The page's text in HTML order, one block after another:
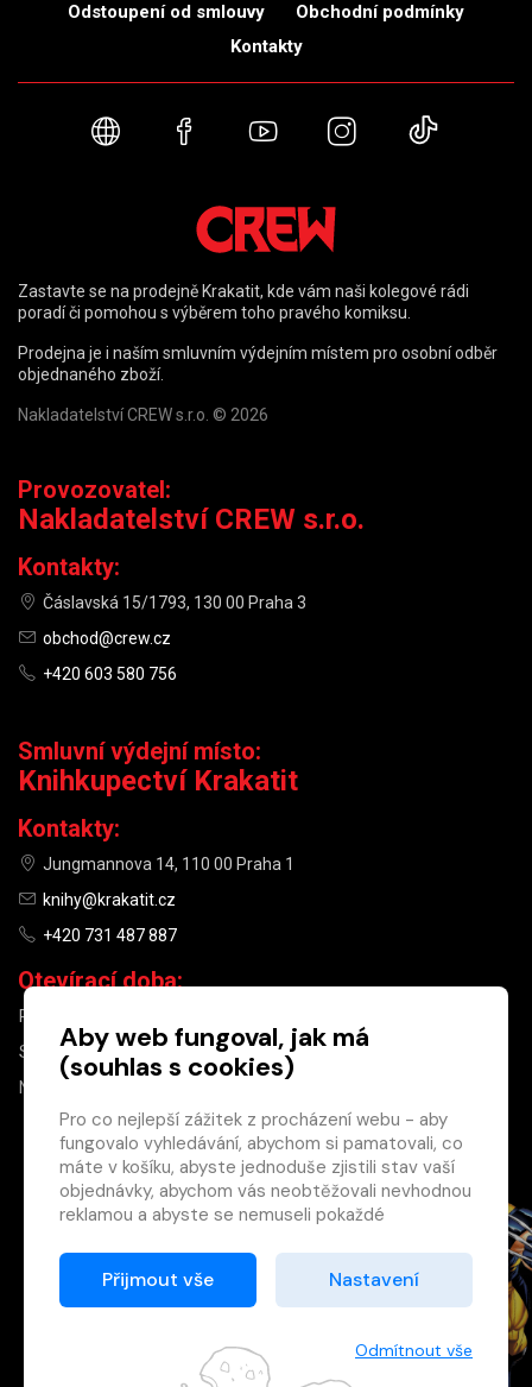
×
Máte u nás již
registrovaný
účet?
Registrací získáte slevu
na zboží ve výši 15 %
Registrovat
Odstoupení od smlouvy
Obchodní podmínky
Kontakty
Webové stránky
FacebookYouTubeInstagram
Zastavte se na prodejně Krakatit, kde vám naši kolegové rádi
poradí či pomohou s výběrem toho pravého komiksu.
Prodejna je i naším smluvním výdejním místem pro osobní odběr
objednaného zboží.
Nakladatelství CREW s.r.o. © 2026
Provozovatel:
Nakladatelství CREW s.r.o.
Kontakty:
Čáslavská 15/1793, 130 00 Praha 3
obchod@crew.cz
+420 603 580 756
Smluvní výdejní místo:
Knihkupectví Krakatit
Kontakty:
Jungmannova 14, 110 00 Praha 1
knihy@krakatit.cz
+420 731 487 887
Otevírací doba:
PO–PÁ
SO
10:00–13:00
NE
Zásady cookies
Aby web fungoval, jak má
(souhlas s cookies)
Pro co nejlepší zážitek z procházení webu - aby
fungovalo vyhledávání, abychom si pamatovali, co
máte v košíku, abyste jednoduše zjistili stav vaší
objednávky, abychom vás neobtěžovali nevhodnou
reklamou a abyste se nemuseli pokaždé
Proto od vás potřebujeme souhlas se
zpracováním souborů cookies
Děkujeme, že nám ho dáte a pomůžete nám tak
Přijmout vše Nastavení
Odmítnout vše